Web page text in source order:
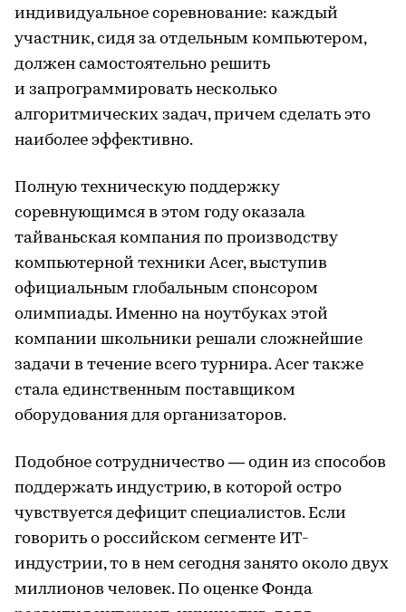
индивидуальное соревнование: каждый
участник, сидя за отдельным компьютером,
должен самостоятельно решить
и запрограммировать несколько
алгоритмических задач, причем сделать это
наиболее эффективно.
Полную техническую поддержку
соревнующимся в этом году оказала
тайваньская компания по производству
компьютерной техники Acer, выступив
официальным глобальным спонсором
олимпиады. Именно на ноутбуках этой
компании школьники решали сложнейшие
задачи в течение всего турнира. Acer также
стала единственным поставщиком
оборудования для организаторов.
Подобное сотрудничество — один из способов
поддержать индустрию, в которой остро
чувствуется дефицит специалистов. Если
говорить о российском сегменте ИТ-
индустрии, то в нем сегодня занято около двух
миллионов человек. По оценке Фонда